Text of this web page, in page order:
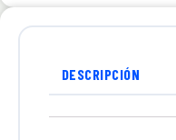
DESCRIPCIÓN